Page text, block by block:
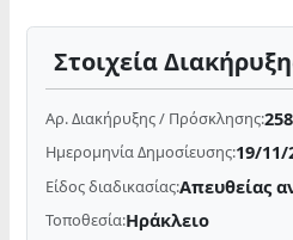
Στοιχεία
Αρ. Διακήρυξης / Πρόσκλησης:
Ημερομηνία Δημοσίευσης:19/11/
Είδος διαδικασίας:Απευθείας
Τοποθεσία:Ηράκλειο